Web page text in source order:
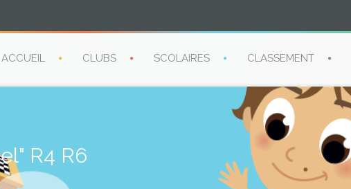
ACCUEIL CLUBS SCOLAIRES CLASSEMENT
R4 R6